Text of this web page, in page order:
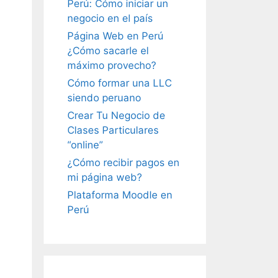
Perú: Cómo iniciar un
negocio en el país
Página Web en Perú
¿Cómo sacarle el
máximo provecho?
Cómo formar una LLC
siendo peruano
Crear Tu Negocio de
Clases Particulares
“online”
¿Cómo recibir pagos en
mi página web?
Plataforma Moodle en
Perú